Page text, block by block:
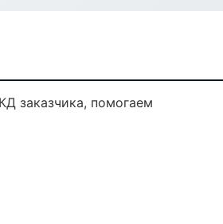
заказчика, помогаем